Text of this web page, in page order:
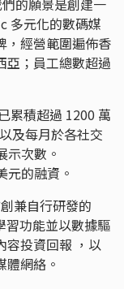
的願景是創建一
多元化的數碼媒
，經營範圍遍佈香
亞；員工總數超過
累積超過 1200 萬
及每月於各社交
示次數。
元的融資。
兼自行研發的
習功能並以數據驅
容投資回報 ，以
網絡。